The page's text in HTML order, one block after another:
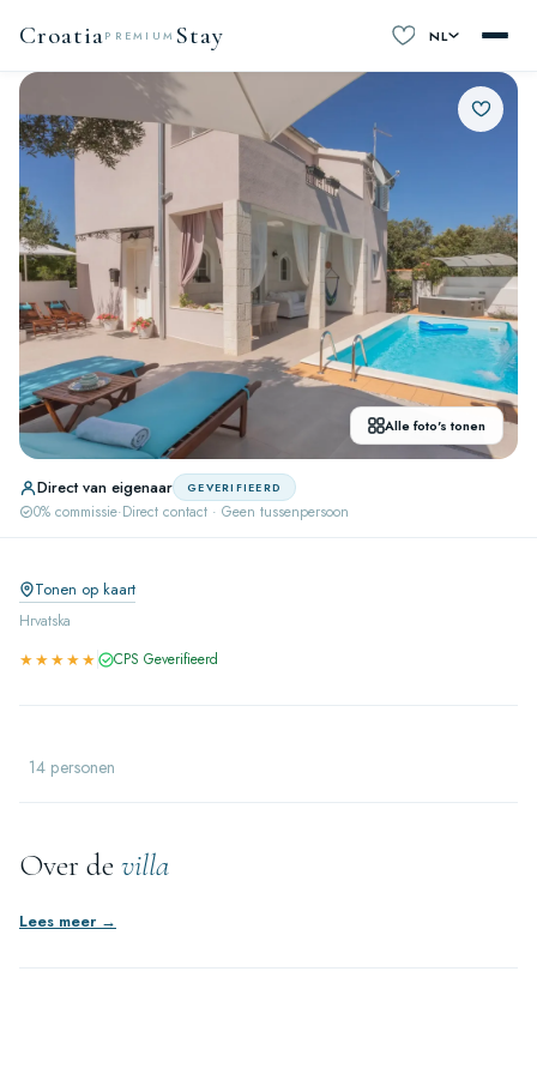
CroatiaPREMIUM Stay NL
Alle foto's tonen
Direct van eigenaar GEVERIFIEERD
0% commissie·Direct contact · Geen tussenpersoon
Tonen op kaart
Hrvatska
★★★★★ CPS Geverifieerd
14 personen
Over de villa
Lees meer →